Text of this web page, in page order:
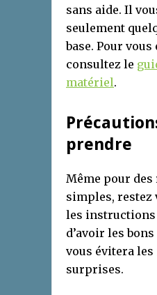
sans aide. Il
seulement
base. Pour vous
consultez le
matériel.
prendre
Même pour
simples,
les instructions
d’avoir les
vous évitera les
surprises.